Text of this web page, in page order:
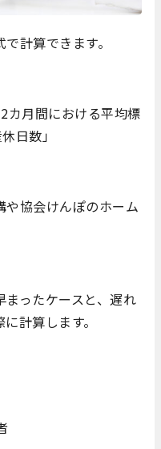
計算できます。
カ月間における平均標
日数」
協会けんぽのホーム
ったケースと、遅れ
計算します。